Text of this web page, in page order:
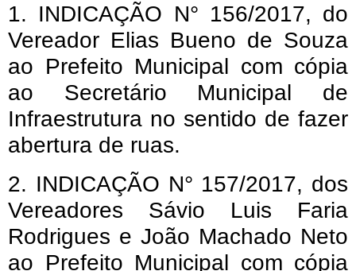
1. INDICAÇÃO N° 156/2017, do
Vereador Elias Bueno de Souza
ao Prefeito Municipal com cópia
ao Secretário Municipal de
Infraestrutura no sentido de fazer
abertura de ruas.
2. INDICAÇÃO N° 157/2017, dos
Vereadores Sávio Luis Faria
Rodrigues e João Machado Neto
ao Prefeito Municipal com cópia